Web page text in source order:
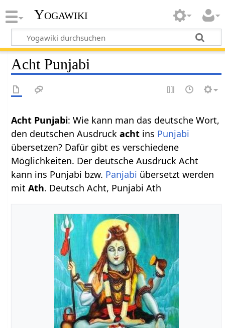
Yogawiki
Acht Punjabi
Acht Punjabi: Wie kann man das deutsche Wort,
den deutschen Ausdruckacht ins Punjabi
übersetzen? Dafür gibt es verschiedene
Möglichkeiten. Der deutsche Ausdruck Acht
kann ins Punjabi bzw. Panjabi übersetzt werden
mitAth. Deutsch Acht, Punjabi Ath